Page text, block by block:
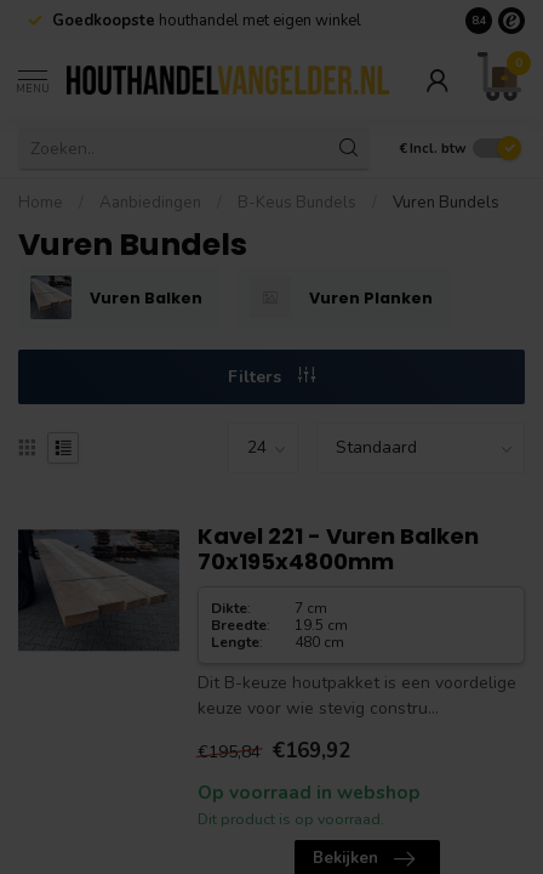
Goedkoopste houthandel met eigen winkel Geen
8.4
MENU
0
€ Incl. btw
Home Aanbiedingen B-Keus Bundels Vuren Bundels
Vuren Bundels
Vuren Balken Vuren Planken
Filters
Kavel 221 - Vuren Balken
70x195x4800mm
Dikte:
7 cm
Breedte:
19.5 cm
Lengte: 480 cm
Dit B-keuze houtpakket is een voordelige
keuze voor wie stevig constru...
€195,84 €169,92
Op voorraad in webshop
Dit product is op voorraad.
Bekijken